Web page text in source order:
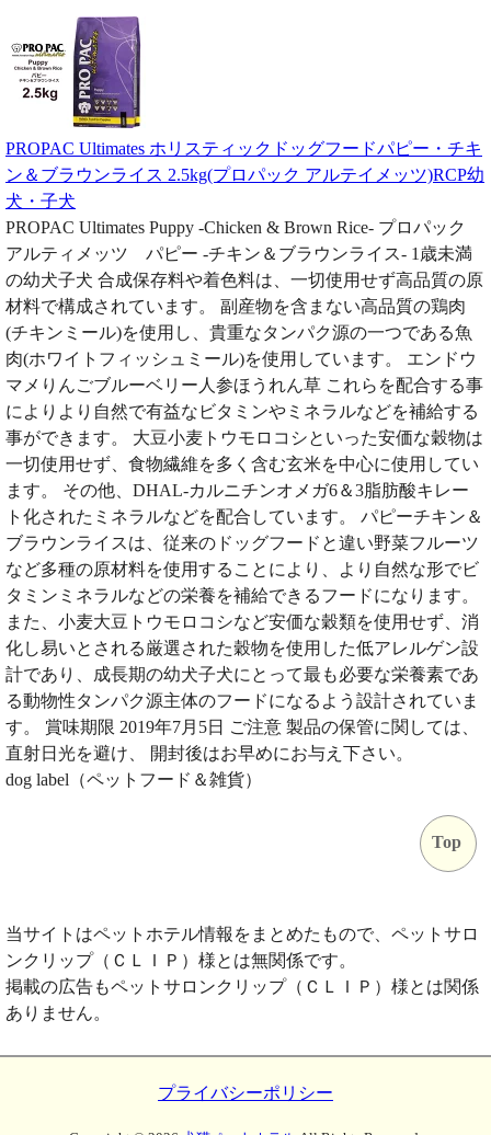
PROPAC Ultimates ホリスティックドッグフードパピー・チキ
ン＆ブラウンライス 2.5kg(プロパック アルテイメッツ)RCP幼
犬・子犬
PROPAC Ultimates Puppy -Chicken & Brown Rice- プロパック
アルティメッツ パピー -チキン＆ブラウンライス- 1歳未満
の幼犬子犬 合成保存料や着色料は、一切使用せず高品質の原
材料で構成されています。 副産物を含まない高品質の鶏肉
(チキンミール)を使用し、貴重なタンパク源の一つである魚
肉(ホワイトフィッシュミール)を使用しています。 エンドウ
マメりんごブルーベリー人参ほうれん草 これらを配合する事
によりより自然で有益なビタミンやミネラルなどを補給する
事ができます。 大豆小麦トウモロコシといった安価な穀物は
一切使用せず、食物繊維を多く含む玄米を中心に使用してい
ます。 その他、DHAL-カルニチンオメガ6＆3脂肪酸キレー
ト化されたミネラルなどを配合しています。 パピーチキン＆
ブラウンライスは、従来のドッグフードと違い野菜フルーツ
など多種の原材料を使用することにより、より自然な形でビ
タミンミネラルなどの栄養を補給できるフードになります。
また、小麦大豆トウモロコシなど安価な穀類を使用せず、消
化し易いとされる厳選された穀物を使用した低アレルゲン設
計であり、成長期の幼犬子犬にとって最も必要な栄養素であ
る動物性タンパク源主体のフードになるよう設計されていま
す。 賞味期限 2019年7月5日 ご注意 製品の保管に関しては、
直射日光を避け、 開封後はお早めにお与え下さい。
dog label（ペットフード＆雑貨）
Top
当サイトはペットホテル情報をまとめたもので、ペットサロ
ンクリップ（ＣＬＩＰ）様とは無関係です。
掲載の広告もペットサロンクリップ（ＣＬＩＰ）様とは関係
ありません。
プライバシーポリシー